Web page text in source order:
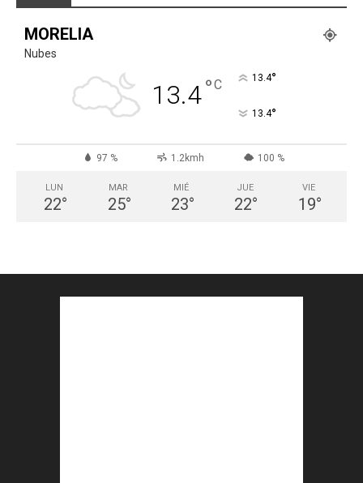
MORELIA
Nubes
13.4°C 13.4°
13.4°
97 % 1.2kmh 100 %
LUN
22°
MAR
25°
MIÉ
23°
JUE
22°
VIE
19°